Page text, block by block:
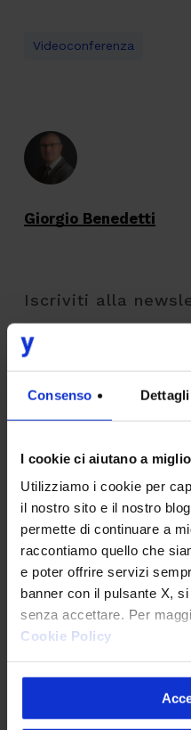
Consenso Dettagli
I cookie ci aiutano a
Utilizziamo i cookie per
il nostro sito e il nostro
permette di continuare a
raccontiamo quello che
e poter offrire servizi
banner con il pulsante X,
senza accettare. Per
Cookie Policy
Videoconferenza
Giorgio Benedetti
Iscriviti alla
EMAIL
INTERESSI *
Digital Transformation
Design
IT
Marketing & Commerce